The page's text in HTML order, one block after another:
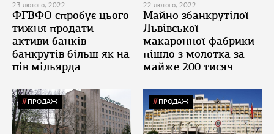
23 лютого, 2022
ФГВФО спробує цього
тижня продати
активи банків-
банкрутів більш як на
пів мільярда
22 лютого, 2022
Майно збанкрутілої
Львівської
макаронної фабрики
пішло з молотка за
майже 200 тисяч
ПРОДАЖ ПРОДАЖ